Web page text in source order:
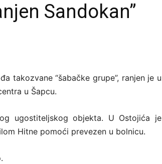
Sandokan”
takozvane “šabačke grupe”, ranjen je u
u Šapcu.
ugostiteljskog objekta. U Ostojića je
Hitne pomoći prevezen u bolnicu.